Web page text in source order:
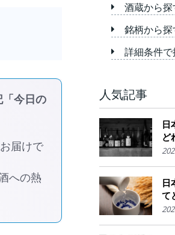
今日の
届けで
への熱
酒蔵から探
銘柄から探
詳細条件で
人気記事
日
ど
所
日
て
で